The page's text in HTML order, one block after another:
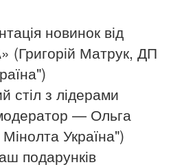
новинок від
(Григорій Матрук, ДП
стіл з лідерами
— Ольга
Україна")
подарунків